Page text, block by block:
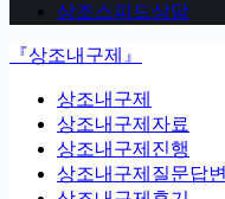
상조스피드상담
『상조내구제』
상조내구제
상조내구제자료
상조내구제진행
상조내구제질문답변